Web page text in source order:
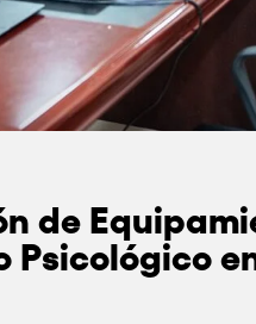
de
Psicológico